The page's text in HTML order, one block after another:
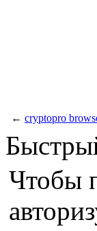
← cryptopro
Чтобы